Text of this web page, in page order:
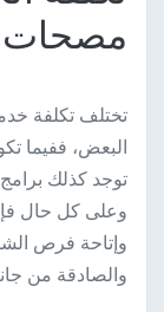
مصحات
تختلف تكلفة
البعض، ففيما
توجد كذلك
وعلى كل حال
وإتاحة فرص
والصادقة من